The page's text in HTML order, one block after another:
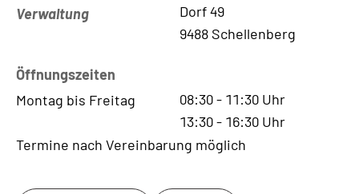
Verwaltung
Dorf 49
9488 Schellenberg
Öffnungszeiten
Montag bis Freitag
08:30- 11:30 Uhr
13:30- 16:30 Uhr
Termine nach Vereinbarung möglich